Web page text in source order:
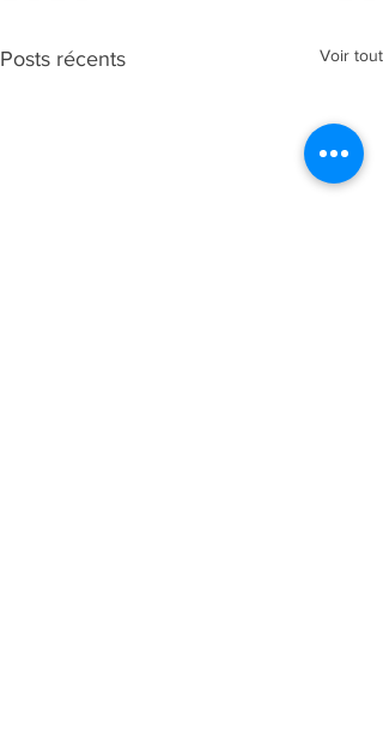
Posts récents Voir tout